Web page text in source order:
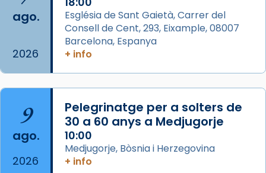
Aquest dilluns, 27 de juliol, ha tingut lloc la
missa d’acció de gràcies en agraïment al
comitè organitzador de la visita apostòlica
L’arquebisbe de Barcelona, el cardenal Joan
Josep Omella, ha presidit la missa i l’ha
concelebrat el bisbe auxiliar de Barcelona,
Mons. David Abadías.
📸 Dr. G. Simón
ago.
2026
Església de Sant Gaietà, Carrer del
Consell de Cent, 293, Eixample, 08007
Barcelona, Espanya
+ info
9
ago.
2026
Pelegrinatge per a solters de
30 a 60 anys a Medjugorje
10:00
Medjugorje, Bòsnia i Herzegovina
+ info